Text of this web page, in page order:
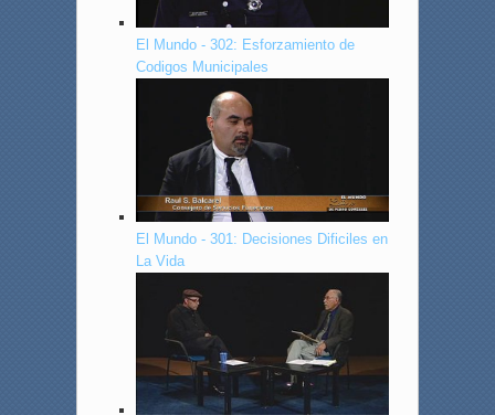
El Mundo - 302: Esforzamiento de
Codigos Municipales
El Mundo - 301: Decisiones Dificiles en
La Vida